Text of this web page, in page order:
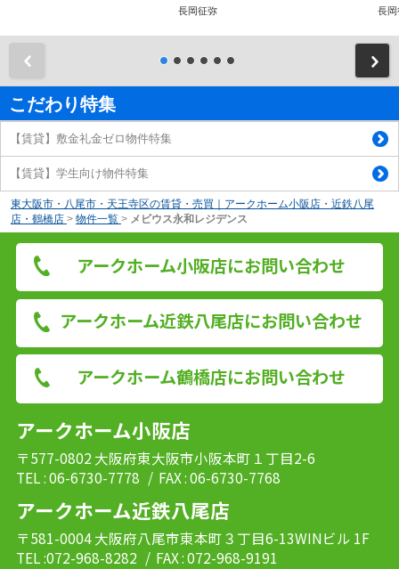
長岡征弥 長岡
こだわり特集
【賃貸】敷金礼金ゼロ物件特集
【賃貸】学生向け物件特集
東大阪市・八尾市・天王寺区の賃貸・売買｜アークホーム小阪店・近鉄八尾
店・鶴橋店 > 物件一覧 > メビウス永和レジデンス
アークホーム小阪店にお問い合わせ
アークホーム近鉄八尾店にお問い合わせ
アークホーム鶴橋店にお問い合わせ
アークホーム小阪店
〒577-0802 大阪府東大阪市小阪本町１丁目2-6
TEL : 06-6730-7778 / FAX : 06-6730-7768
アークホーム近鉄八尾店
〒581-0004 大阪府八尾市東本町３丁目6-13WINビル 1F
TEL :072-968-8282 / FAX : 072-968-9191